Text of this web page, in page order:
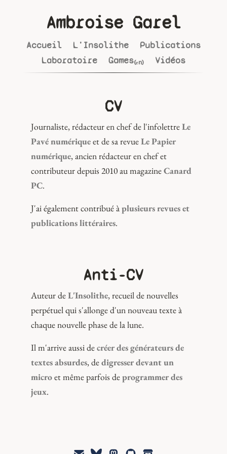
Ambroise Garel
Accueil L'Insolithe
Publications
Laboratoire
Games₍ₑₙ₎ Vidéos
CV
Journaliste, rédacteur en chef de l'infolettreLe
Pavé numériqueet de sa revueLe Papier
numérique, ancien rédacteur en chef et
contributeur depuis 2010 au magazineCanard
PC.
J'ai également contribué àplusieurs revues et
publications littéraires.
Anti-CV
Auteur deL'Insolithe, recueil de nouvelles
perpétuel qui s'allonge d'un nouveau texte à
chaque nouvelle phase de la lune.
Il m'arrive aussi decréer des générateurs de
textes absurdes, dedigresser devant un
microet même parfois deprogrammer des
jeux.